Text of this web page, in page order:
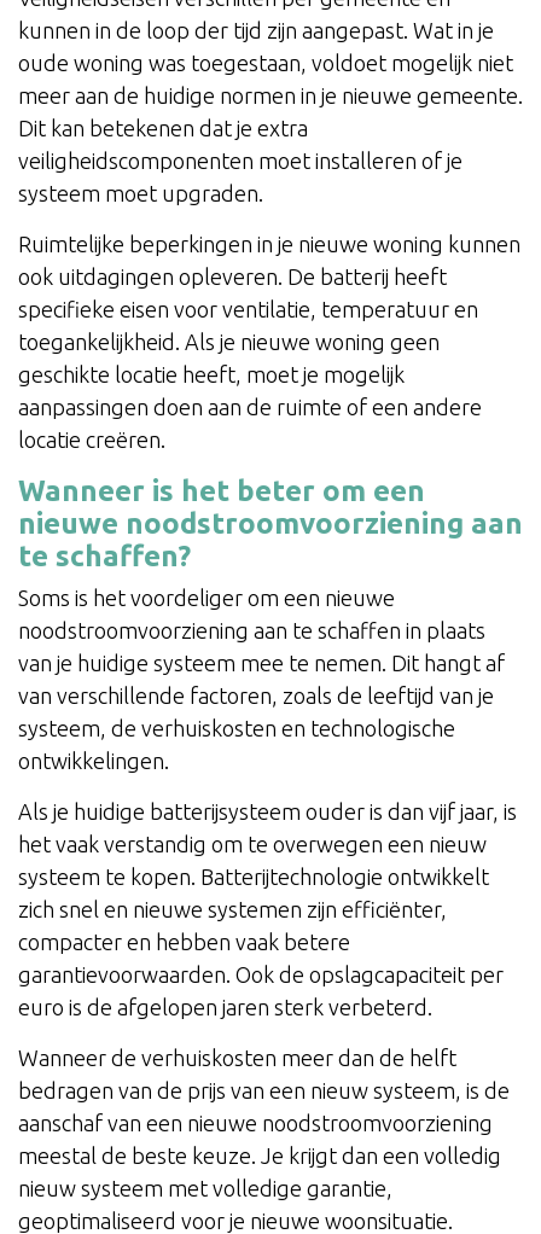
kunnen in de loop der tijd zijn aangepast. Wat in je
oude woning was toegestaan, voldoet mogelijk niet
meer aan de huidige normen in je nieuwe gemeente.
Dit kan betekenen dat je extra
veiligheidscomponenten moet installeren of je
systeem moet upgraden.
Ruimtelijke beperkingen in je nieuwe woning kunnen
ook uitdagingen opleveren. De batterij heeft
specifieke eisen voor ventilatie, temperatuur en
toegankelijkheid. Als je nieuwe woning geen
geschikte locatie heeft, moet je mogelijk
aanpassingen doen aan de ruimte of een andere
locatie creëren.
Wanneer is het beter om een
nieuwe noodstroomvoorziening aan
te schaffen?
Soms is het voordeliger om een nieuwe
noodstroomvoorziening aan te schaffen in plaats
van je huidige systeem mee te nemen. Dit hangt af
van verschillende factoren, zoals de leeftijd van je
systeem, de verhuiskosten en technologische
ontwikkelingen.
Als je huidige batterijsysteem ouder is dan vijf jaar, is
het vaak verstandig om te overwegen een nieuw
systeem te kopen. Batterijtechnologie ontwikkelt
zich snel en nieuwe systemen zijn efficiënter,
compacter en hebben vaak betere
garantievoorwaarden. Ook de opslagcapaciteit per
euro is de afgelopen jaren sterk verbeterd.
Wanneer de verhuiskosten meer dan de helft
bedragen van de prijs van een nieuw systeem, is de
aanschaf van een nieuwe noodstroomvoorziening
meestal de beste keuze. Je krijgt dan een volledig
nieuw systeem met volledige garantie,
geoptimaliseerd voor je nieuwe woonsituatie.